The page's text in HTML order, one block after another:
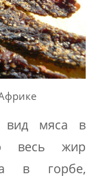
вид мяса в
весь жир
в горбе,